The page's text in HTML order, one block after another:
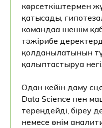
көрсеткіштермен
қатысады,
командаға шешім
тәжірибе
қолданылатынын
қалыптастыруға
Одан кейін даму
Data Science пен
тереңдейді, біреу
немесе өнім